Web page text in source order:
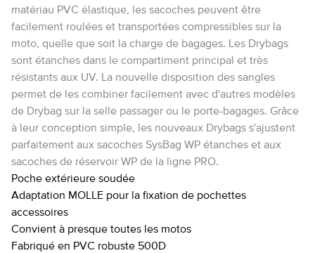
matériau PVC élastique, les sacoches peuvent être
facilement roulées et transportées compressibles sur la
moto, quelle que soit la charge de bagages. Les Drybags
sont étanches dans le compartiment principal et très
résistants aux UV. La nouvelle disposition des sangles
permet de les combiner facilement avec d'autres modèles
de Drybag sur la selle passager ou le porte-bagages. Grâce
à leur conception simple, les nouveaux Drybags s'ajustent
parfaitement aux sacoches SysBag WP étanches et aux
sacoches de réservoir WP de la ligne PRO.
Poche extérieure soudée
Adaptation MOLLE pour la fixation de pochettes
accessoires
Convient à presque toutes les motos
Fabriqué en PVC robuste 500D